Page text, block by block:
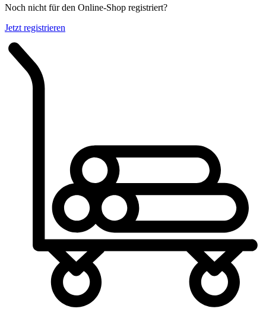
Noch nicht für den Online-Shop registriert?
Jetzt registrieren